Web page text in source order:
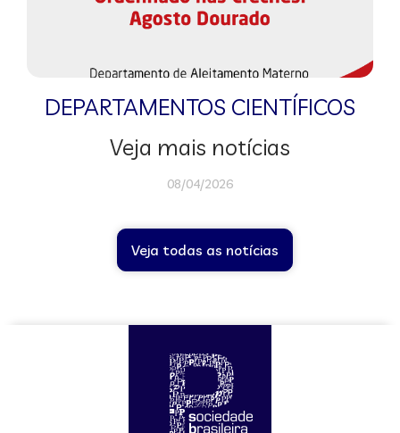
DEPARTAMENTOS CIENTÍFICOS
Veja mais notícias
08/04/2026
Veja todas as notícias